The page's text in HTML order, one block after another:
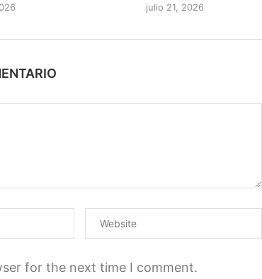
julio 21, 2026
for the next time I comment.